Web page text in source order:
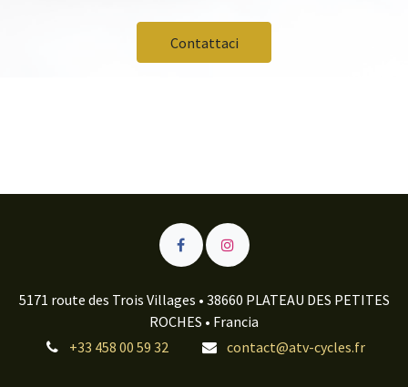
Contattaci
5171 route des Trois Villages • 38660 PLATEAU DES PETITES
ROCHES • Francia
+33 458 00 59 32
contact@atv-cycles.fr